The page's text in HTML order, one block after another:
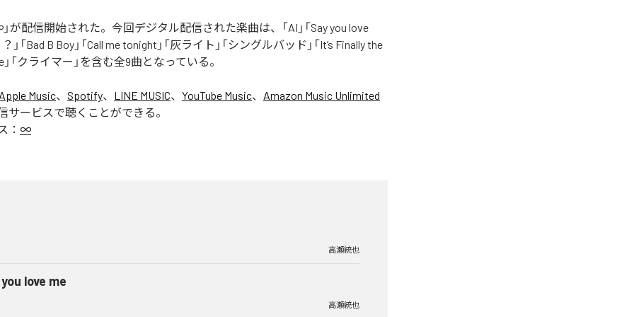
が配信開始された。今回デジタル配信された楽曲は、「AI」「Say you love
」「Bad B Boy」「Call me tonight」「灰ライト」「シングルバッド」「It’s Finally the
「クライマー」を含む全9曲となっている。
Music、 Spotify、 LINE MUSIC、 YouTube Music、 Amazon Music Unlimited
サービスで聴くことができる。
： ∞
高瀬統也
love me
高瀬統也